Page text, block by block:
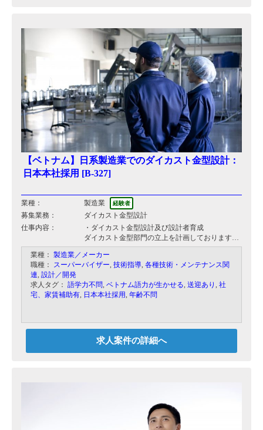
【ベトナム】日系製造業でのダイカスト金型設計：
日本本社採用 [B-327]
業種： 製造業 経験者
募集業務：
ダイカスト金型設計
仕事内容：
・ダイカスト金型設計及び設計者育成
ダイカスト金型部門の立上を計画しております。
その為のコアメンバーを求めています。
子会社であるベトナム工場へ出向して頂き、ダイ
カスト金型生産の為の体制づくりに始まり、営業
業種： 製造業／メーカー
職種： スーパーバイザー, 技術指導, 各種技術・メンテナンス関
連, 設計／開発
求人タグ： 語学力不問, ベトナム語力が生かせる, 送迎あり , 社
宅、家賃補助有, 日本本社採用, 年齢不問
求人案件の詳細へ